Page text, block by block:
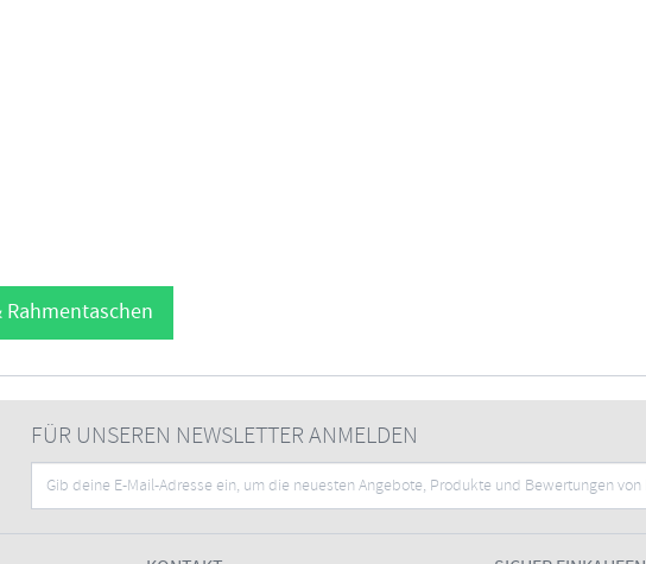
FÜR UNSEREN NEWSLETTER ANMELDEN